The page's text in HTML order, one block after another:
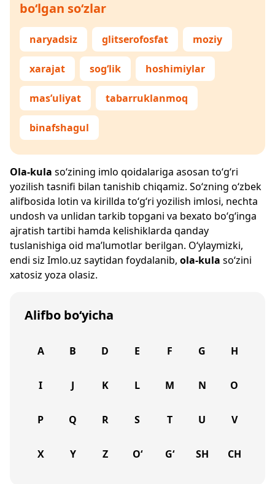
bo‘lgan so‘zlar
naryadsiz glitserofosfat moziy
xarajat sog‘lik hoshimiylar
mas’uliyat tabarruklanmoq
binafshagul
Ola-kula so‘zining imlo qoidalariga asosan to‘g‘ri
yozilish tasnifi bilan tanishib chiqamiz. So‘zning o‘zbek
alifbosida lotin va kirillda to‘g‘ri yozilish imlosi, nechta
undosh va unlidan tarkib topgani va bexato bo‘g‘inga
ajratish tartibi hamda kelishiklarda qanday
tuslanishiga oid ma’lumotlar berilgan. O‘ylaymizki,
endi siz Imlo.uz saytidan foydalanib, ola-kula so‘zini
xatosiz yoza olasiz.
Alifbo bo‘yicha
A B D E F G H
I J K L M N O
P Q R S T U V
X Y Z O‘ G‘ SH CH